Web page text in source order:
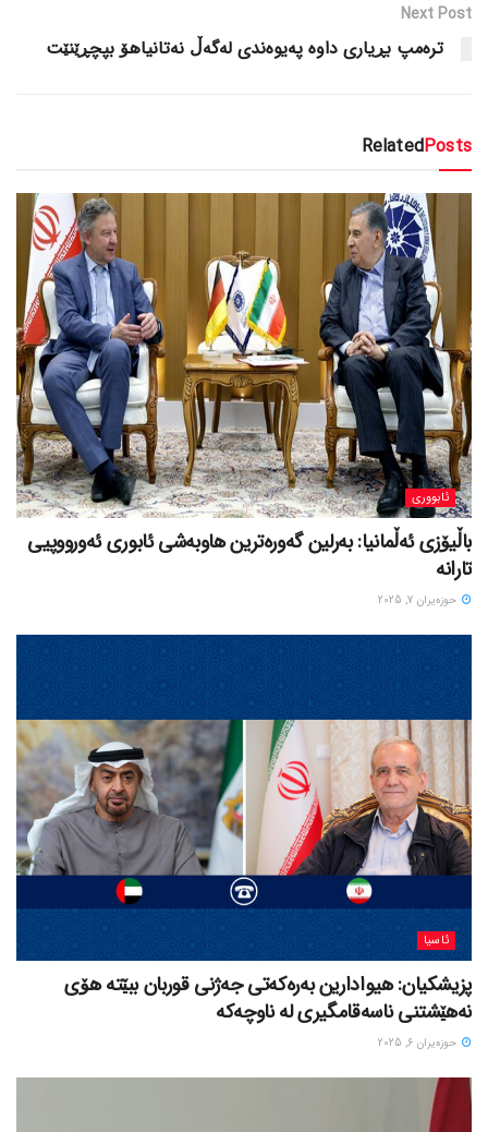
Next Post
ترەمپ بڕیاری داوە پەیوەندی لەگەڵ نەتانیاهۆ بپچڕێنێت
RelatedPosts
ئابووری
باڵیۆزی ئەڵمانیا: بەرلین گەورەترین هاوبەشی ئابوری ئەورووپیی
تارانە
حوزه‌یران 7, 2025
ئاسیا
پزیشکیان: هیوادارین بەرەکەتی جەژنی قوربان ببێتە هۆی
نەهێشتنی ناسەقامگیری لە ناوچەکە
حوزه‌یران 6, 2025